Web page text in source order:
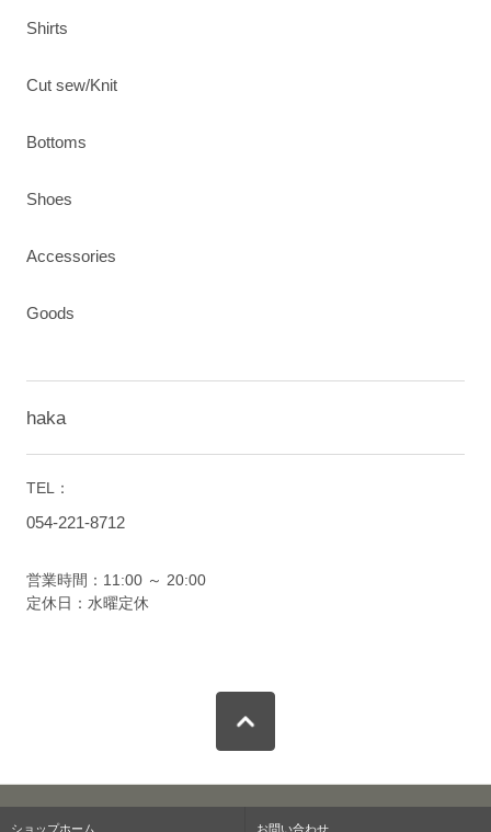
Shirts
Cut sew/Knit
Bottoms
Shoes
Accessories
Goods
haka
TEL：
054-221-8712
営業時間：11:00 ～ 20:00
定休日：水曜定休
ショップホーム お問い合わせ